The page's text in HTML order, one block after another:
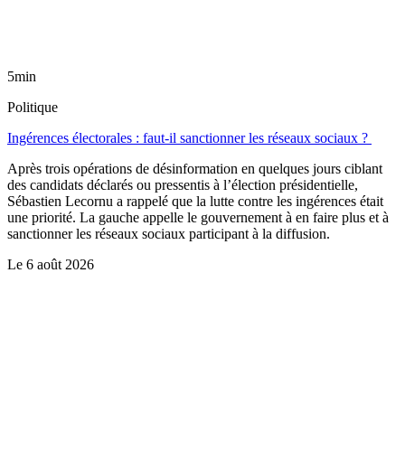
5min
Politique
Ingérences électorales : faut-il sanctionner les réseaux sociaux ?
Après trois opérations de désinformation en quelques jours ciblant
des candidats déclarés ou pressentis à l’élection présidentielle,
Sébastien Lecornu a rappelé que la lutte contre les ingérences était
une priorité. La gauche appelle le gouvernement à en faire plus et à
sanctionner les réseaux sociaux participant à la diffusion.
Le 6 août 2026